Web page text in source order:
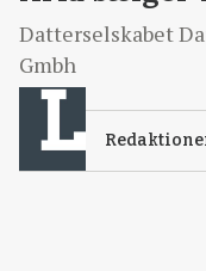
Datterselskabet
Gmbh